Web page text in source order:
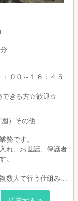
００～１６：４５
できる方☆歓迎☆
）その他
務です。
れ、お世話、保護者
。
数人で行う仕組み